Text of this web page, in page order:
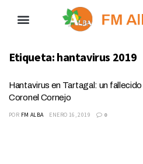
Etiqueta: hantavirus 2019
Hantavirus en Tartagal: un
Coronel Cornejo
POR FM ALBA ENERO 16, 2019 0